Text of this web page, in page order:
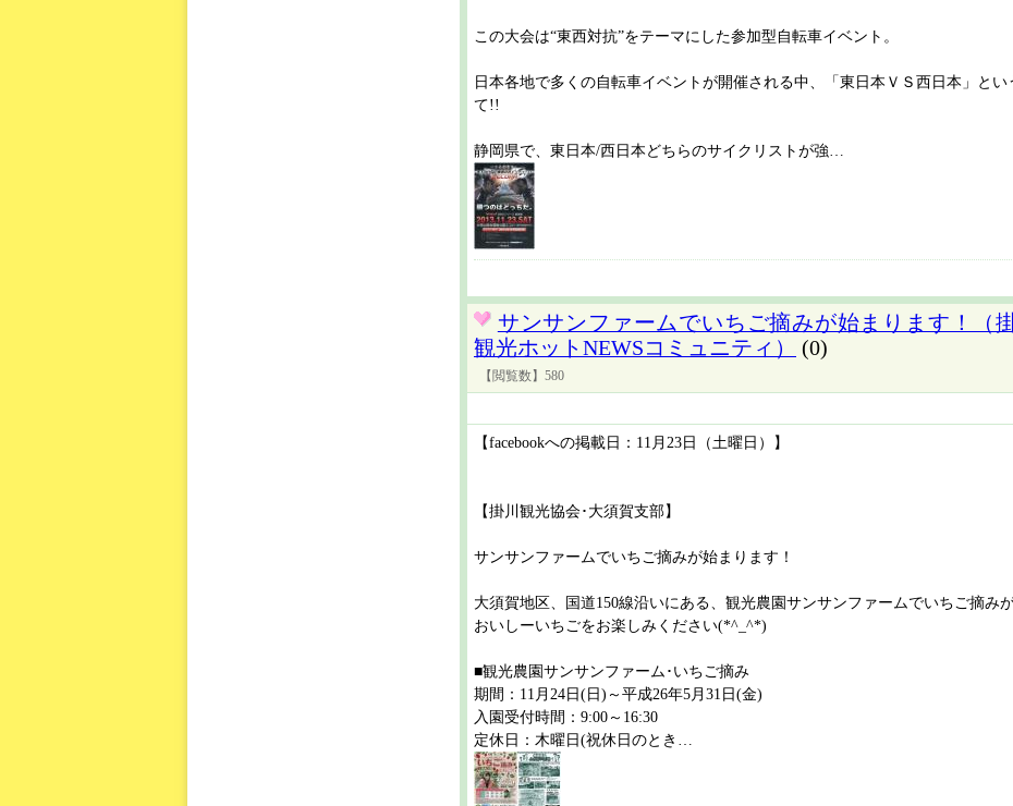
この大会は“東西対抗”をテーマにした参加型自転車イベント。
日本各地で多くの自転車イベントが開催される中、「東日本ＶＳ西日本」と
て!!
静岡県で、東日本/西日本どちらのサイクリストが強…
サンサンファームでいちご摘みが始まります！（掛
観光ホットNEWSコミュニティ）
(0)
【閲覧数】580
【facebookへの掲載日：11月23日（土曜日）】
【掛川観光協会･大須賀支部】
サンサンファームでいちご摘みが始まります！
大須賀地区、国道150線沿いにある、観光農園サンサンファームでいちご摘み
おいしーいちごをお楽しみください(*^_^*)
■観光農園サンサンファーム･いちご摘み
期間：11月24日(日)～平成26年5月31日(金)
入園受付時間：9:00～16:30
定休日：木曜日(祝休日のとき…